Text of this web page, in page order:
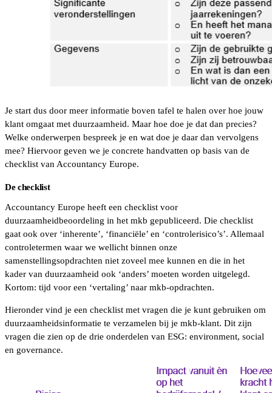
Je start dus door meer informatie boven tafel te halen over hoe jouw
klant omgaat met duurzaamheid. Maar hoe doe je dat dan precies?
Welke onderwerpen bespreek je en wat doe je daar dan vervolgens
mee? Hiervoor geven we je concrete handvatten op basis van de
checklist van Accountancy Europe.
De checklist
Accountancy Europe heeft een checklist voor
duurzaamheidbeoordeling in het mkb gepubliceerd. Die checklist
gaat ook over ‘inherente’, ‘financiële’ en ‘controlerisico’s’. Allemaal
controletermen waar we wellicht binnen onze
samenstellingsopdrachten niet zoveel mee kunnen en die in het
kader van duurzaamheid ook ‘anders’ moeten worden uitgelegd.
Kortom: tijd voor een ‘vertaling’ naar mkb-opdrachten.
Hieronder vind je een checklist met vragen die je kunt gebruiken om
duurzaamheidsinformatie te verzamelen bij je mkb-klant. Dit zijn
vragen die zien op de drie onderdelen van ESG: environment, social
en governance.